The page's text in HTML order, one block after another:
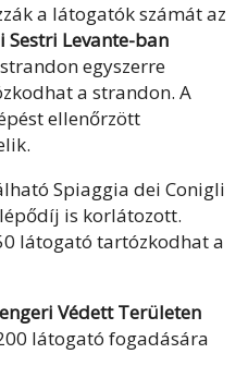
a látogatók számát az
Levante-ban
egyszerre
a strandon. A
ellenőrzött
Spiaggia dei Conigli
is korlátozott.
látogató tartózkodhat a
Védett Területen
látogató fogadására